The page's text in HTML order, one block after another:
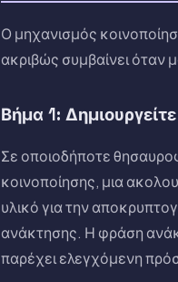
Ο μηχανισμός
ακριβώς συμβαίνει όταν
Βήμα 1:
Σε οποιοδήποτε
κοινοποίησης, μια
υλικό για την
ανάκτησης. Η φράση
παρέχει ελεγχόμενη